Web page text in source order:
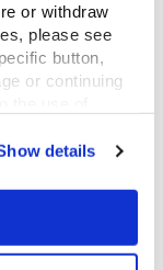
or withdraw
please see
button,
or continuing
details